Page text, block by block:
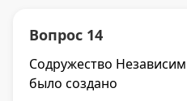
Вопрос 14
Содружество
было создано